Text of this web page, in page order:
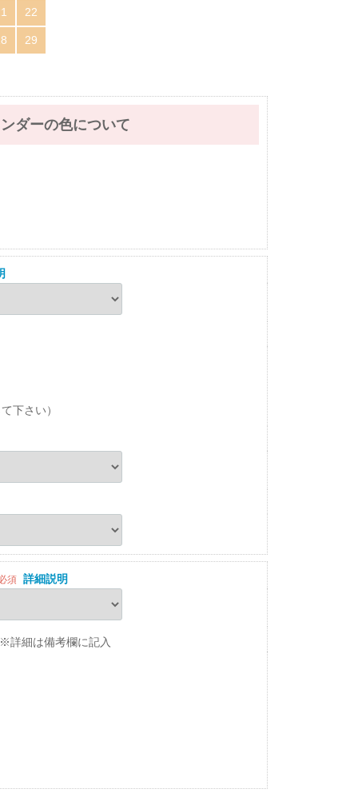
22
29
ダーの色について
下さい）
須 詳細説明
細は備考欄に記入